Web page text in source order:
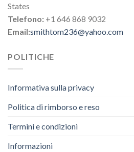
States
Telefono: +1 646 868 9032
Email:smithtom236@yahoo.com
POLITICHE
Informativa sulla privacy
Politica di rimborso e reso
Termini e condizioni
Informazioni